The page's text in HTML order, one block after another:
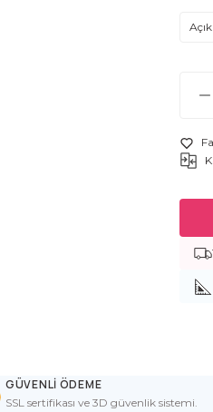
GÜVENLİ ÖDEME
SSL sertifikası ve 3D güvenlik sistemi.